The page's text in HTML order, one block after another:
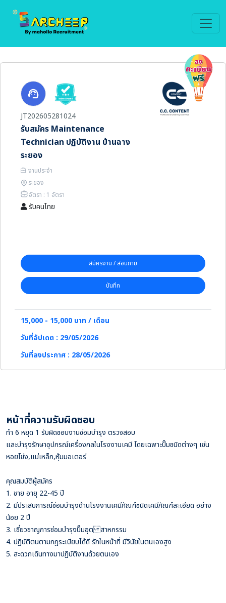
JT202605281024
รับสมัคร Maintenance
Technician ปฏิบัติงาน บ้านฉาง
ระยอง
งานประจำ
ระยอง
อัตรา : 1 อัตรา
รับคนไทย
สมัครงาน / สอบถาม
บันทึก
15,000 - 15,000 บาท / เดือน
วันที่อัปเดต : 29/05/2026
วันที่ลงประกาศ : 28/05/2026
หน้าที่ความรับผิดชอบ
ทำ 6 หยุด 1 รับผิดชอบงานซ่อมบำรุง ตรวจสอบ
และบำรุงรักษาอุปกรณ์เครื่องกลในโรงงานเคมี โดยเฉพาะปั๊มชนิดต่างๆ เช่น
หอยโข่ง,แม่เหล็ก,หุ้มมอเตอร์
คุณสมบัติผู้สมัคร
1. ชาย อายุ 22-45 ปี
2. มีประสบการณ์ซ่อมบำรุงด้านโรงงานเคมีภัณฑ์ชนิดเคมีภัณฑ์ละเอียด อย่าง
น้อย 2 ปี
3. เชี่ยวชาญการซ่อมบำรุงปั๊มอุต สาหกรรม
4. ปฏิบัติตนตามกฎระเบียบได้ดี รักในหน้าที่ มีวินัยในตนเองสูง
5. สะดวกเดินทางมาปฏิบัติงานด้วยตนเอง